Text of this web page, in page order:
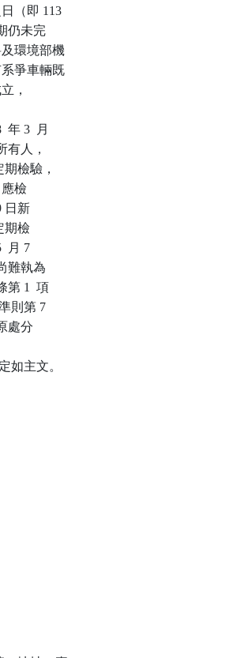
（即 113
仍未完
環境部機
爭車輛既
，
年 3  月
有人，
檢驗，
應檢
日新
期檢
月 7
難執為
1  項
則第 7
處分
如主文。